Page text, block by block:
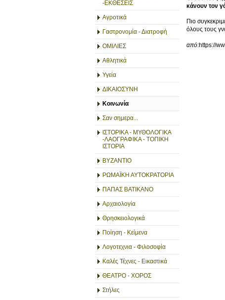
-ΕΚΘΕΣΕΙΣ
Αγροτικά
Γαστρονομία - Διατροφή
ΟΜΙΛΙΕΣ
Αθλητικά
Υγεία
ΔΙΚΑΙΟΣΥΝΗ
Κοινωνία
Σαν σημερα...
ΙΣΤΟΡΙΚΑ - ΜΥΘΟΛΟΓΙΚΑ
-ΛΑΟΓΡΑΦΙΚΑ - ΤΟΠΙΚΗ
ΙΣΤΟΡΙΑ
ΒΥΖΑΝΤΙΟ
ΡΩΜΑΪΚΗ ΑΥΤΟΚΡΑΤΟΡΙΑ
ΠΑΠΑΣ ΒΑΤΙΚΑΝΟ
Αρχαιολογία
Θρησκειολογικά
Ποίηση - Κείμενα
Λογοτεχνια - Φιλοσοφία
Καλές Τέχνες - Εικαστικά
ΘΕΑΤΡΟ - ΧΟΡΟΣ
Στήλες
κάνουν τον
Πιο
όλους τους
από:https://